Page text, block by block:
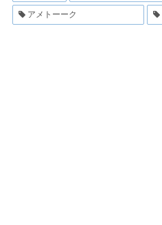
アメトーーク